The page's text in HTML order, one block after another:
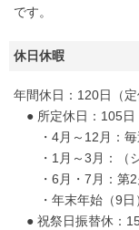
です。
休日休暇
年間休日：120日（定
● 所定休日：105日
・4月～12月：毎
・1月～3月：（シ
・6月・7月：第2
・年末年始（9日
● 祝祭日振替休：